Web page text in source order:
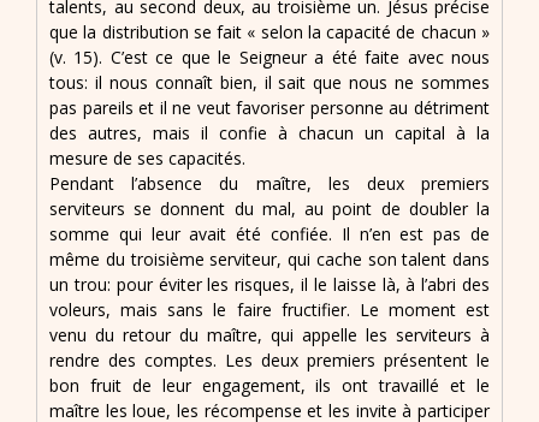
talents, au second deux, au troisième un. Jésus précise
que la distribution se fait « selon la capacité de chacun »
(v. 15). C’est ce que le Seigneur a été faite avec nous
tous: il nous connaît bien, il sait que nous ne sommes
pas pareils et il ne veut favoriser personne au détriment
des autres, mais il confie à chacun un capital à la
mesure de ses capacités.
Pendant l’absence du maître, les deux premiers
serviteurs se donnent du mal, au point de doubler la
somme qui leur avait été confiée. Il n’en est pas de
même du troisième serviteur, qui cache son talent dans
un trou: pour éviter les risques, il le laisse là, à l’abri des
voleurs, mais sans le faire fructifier. Le moment est
venu du retour du maître, qui appelle les serviteurs à
rendre des comptes. Les deux premiers présentent le
bon fruit de leur engagement, ils ont travaillé et le
maître les loue, les récompense et les invite à participer